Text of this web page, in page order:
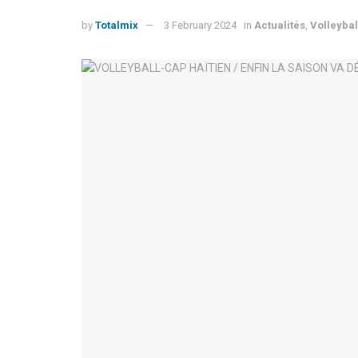
by Totalmix 3 February 2024 in Actualités